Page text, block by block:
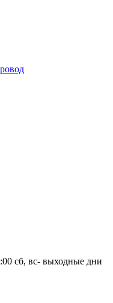
сб, вс- выходные дни